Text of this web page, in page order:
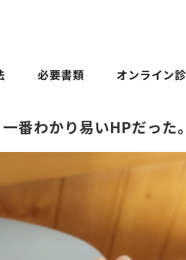
必要書類 オンライン
番わかり易いHPだった。